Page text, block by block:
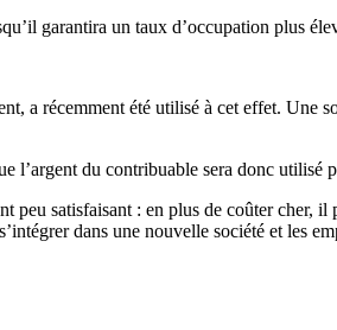
garantira un taux d’occupation plus
a récemment été utilisé à cet effet. Une
l’argent du contribuable sera donc utilisé
peu satisfaisant : en plus de coûter cher, il
dans une nouvelle société et les